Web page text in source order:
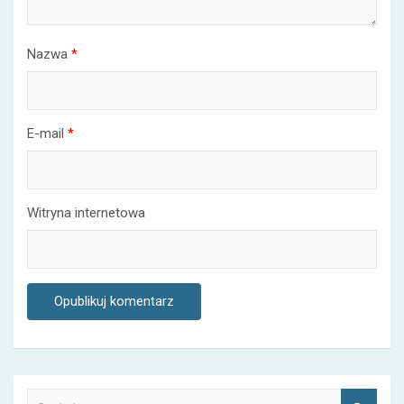
Nazwa *
E-mail *
Witryna internetowa